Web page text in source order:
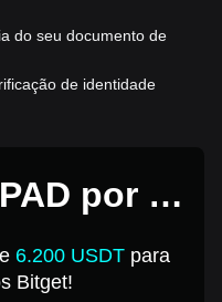
do seu documento de
de identidade
por 1
6.200 USDTpara
Bitget!